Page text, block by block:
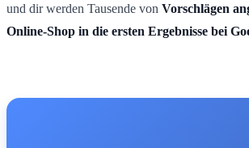
und dir werden Tausende von Vorschlägen
Online-Shop in die ersten Ergebnisse bei